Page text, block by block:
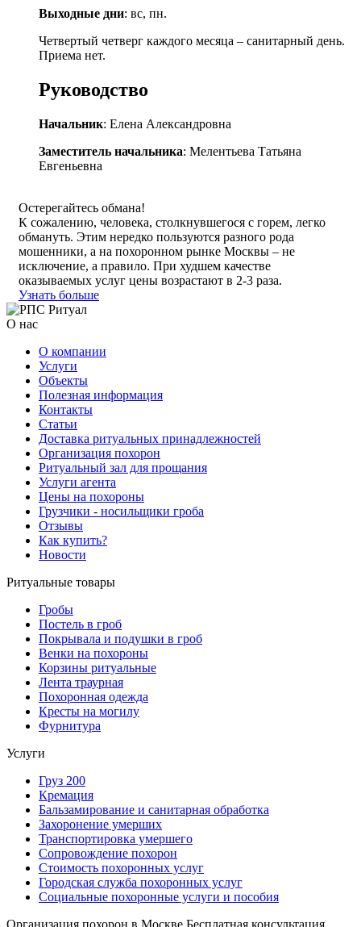
Выходные дни: вс, пн.
Четвертый четверг каждого месяца – санитарный день.
Приема нет.
Руководство
Начальник: Елена Александровна
Заместитель начальника: Мелентьева Татьяна
Евгеньевна
Остерегайтесь обмана!
К сожалению, человека, столкнувшегося с горем, легко
обмануть. Этим нередко пользуются разного рода
мошенники, а на похоронном рынке Москвы – не
исключение, а правило. При худшем качестве
оказываемых услуг цены возрастают в 2-3 раза.
Узнать больше
О нас
О компании
Услуги
Объекты
Полезная информация
Контакты
Статьи
Доставка ритуальных принадлежностей
Организация похорон
Ритуальный зал для прощания
Услуги агента
Цены на похороны
Грузчики - носильщики гроба
Отзывы
Как купить?
Новости
Ритуальные товары
Гробы
Постель в гроб
Покрывала и подушки в гроб
Венки на похороны
Корзины ритуальные
Лента траурная
Похоронная одежда
Кресты на могилу
Фурнитура
Услуги
Груз 200
Кремация
Бальзамирование и санитарная обработка
Захоронение умерших
Транспортировка умершего
Сопровождение похорон
Стоимость похоронных услуг
Городская служба похоронных услуг
Социальные похоронные услуги и пособия
Организация похорон в Москве Бесплатная консультация